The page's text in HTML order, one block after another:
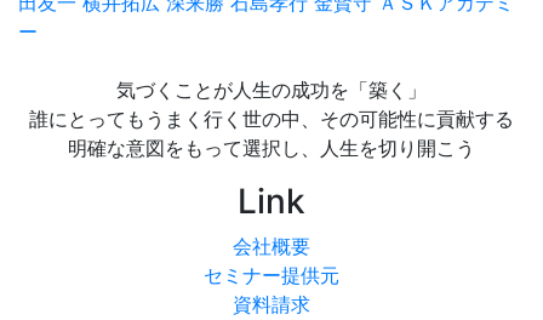
ー
気づくことが人生の成功を「築く」
誰にとってもうまく行く世の中、その可能性に貢献する
明確な意図をもって選択し、人生を切り開こう
Link
会社概要
セミナー提供元
資料請求